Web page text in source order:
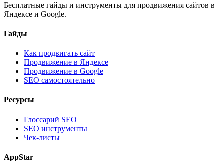
Бесплатные гайды и инструменты для продвижения сайтов в
Яндексе и Google.
Гайды
Как продвигать сайт
Продвижение в Яндексе
Продвижение в Google
SEO самостоятельно
Ресурсы
Глоссарий SEO
SEO инструменты
Чек-листы
AppStar